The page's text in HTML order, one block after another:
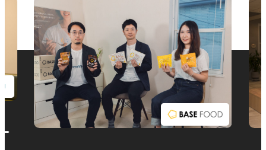
お問い合わせ